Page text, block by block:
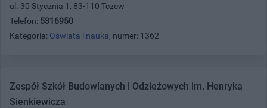
ul. 30 Stycznia 1, 83-110 Tczew
Telefon: 5316950
Kategoria: Oświata i nauka, numer: 1362
Zespół Szkół Budowlanych i Odzieżowych im. Henryka
Sienkiewicza